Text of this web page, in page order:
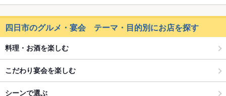
四日市のグルメ・宴会 テーマ・目的別にお店を探す
料理・お酒を楽しむ
こだわり宴会を楽しむ
シーンで選ぶ